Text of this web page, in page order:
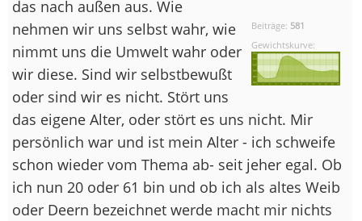
Beiträge: 581
Gewichtskurve:
das nach außen aus. Wie
nehmen wir uns selbst wahr, wie
nimmt uns die Umwelt wahr oder
wir diese. Sind wir selbstbewußt
oder sind wir es nicht. Stört uns
das eigene Alter, oder stört es uns nicht. Mir
persönlich war und ist mein Alter - ich schweife
schon wieder vom Thema ab- seit jeher egal. Ob
ich nun 20 oder 61 bin und ob ich als altes Weib
oder Deern bezeichnet werde macht mir nichts